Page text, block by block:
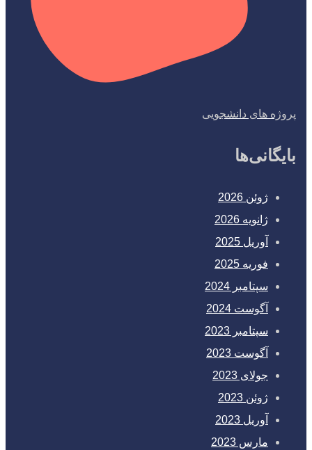
پروژه های دانشجویی
بایگانی‌ها
ژوئن 2026
ژانویه 2026
آوریل 2025
فوریه 2025
سپتامبر 2024
آگوست 2024
سپتامبر 2023
آگوست 2023
جولای 2023
ژوئن 2023
آوریل 2023
مارس 2023